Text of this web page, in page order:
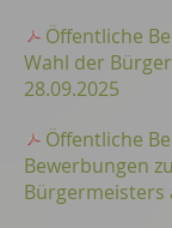
Öffentliche
Wahl der
28.09.2025
Öffentliche
Bewerbungen
Bürgermeisters